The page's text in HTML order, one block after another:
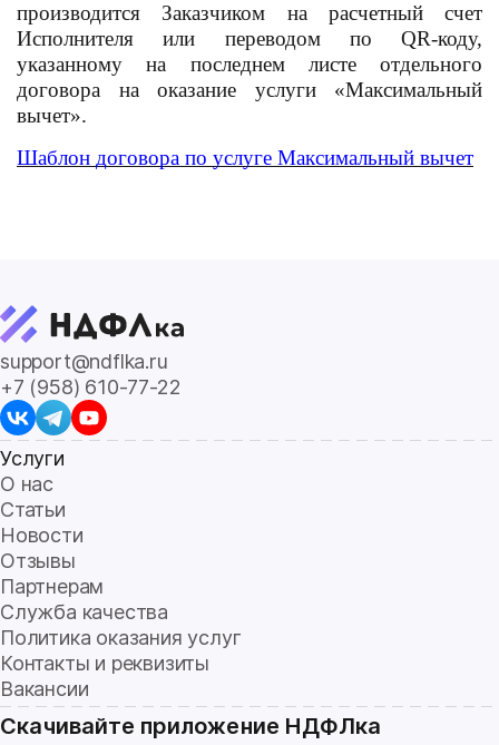
производится Заказчиком на расчетный счет
Исполнителя или переводом по QR-коду,
указанному на последнем листе отдельного
договора на оказание услуги «Максимальный
вычет».
Шаблон договора по услуге Максимальный вычет
support@ndflka.ru
+7 (958) 610-77-22
Услуги
О нас
Статьи
Новости
Отзывы
Партнерам
Служба качества
Политика оказания услуг
Контакты и реквизиты
Вакансии
Скачивайте приложение НДФЛка